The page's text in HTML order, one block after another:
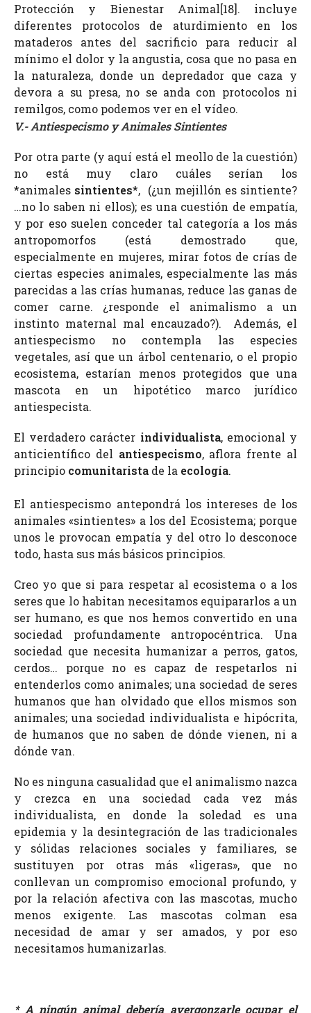
Protección y Bienestar Animal[18]. incluye
diferentes protocolos de aturdimiento en los
mataderos antes del sacrificio para reducir al
mínimo el dolor y la angustia, cosa que no pasa en
la naturaleza, donde un depredador que caza y
devora a su presa, no se anda con protocolos ni
remilgos, como podemos ver en el vídeo.
V.- Antiespecismo y Animales Sintientes
Por otra parte (y aquí está el meollo de la cuestión)
no está muy claro cuáles serían los
*animales sintientes*, (¿un mejillón es sintiente?
…no lo saben ni ellos); es una cuestión de empatía,
y por eso suelen conceder tal categoría a los más
antropomorfos (está demostrado que,
especialmente en mujeres, mirar fotos de crías de
ciertas especies animales, especialmente las más
parecidas a las crías humanas, reduce las ganas de
comer carne. ¿responde el animalismo a un
instinto maternal mal encauzado?). Además, el
antiespecismo no contempla las especies
vegetales, así que un árbol centenario, o el propio
ecosistema, estarían menos protegidos que una
mascota en un hipotético marco jurídico
antiespecista.
El verdadero carácter individualista, emocional y
anticientífico del antiespecismo, aflora frente al
principio comunitarista de la ecología.
El antiespecismo antepondrá los intereses de los
animales «sintientes» a los del Ecosistema; porque
unos le provocan empatía y del otro lo desconoce
todo, hasta sus más básicos principios.
Creo yo que si para respetar al ecosistema o a los
seres que lo habitan necesitamos equipararlos a un
ser humano, es que nos hemos convertido en una
sociedad profundamente antropocéntrica. Una
sociedad que necesita humanizar a perros, gatos,
cerdos… porque no es capaz de respetarlos ni
entenderlos como animales; una sociedad de seres
humanos que han olvidado que ellos mismos son
animales; una sociedad individualista e hipócrita,
de humanos que no saben de dónde vienen, ni a
dónde van.
No es ninguna casualidad que el animalismo nazca
y crezca en una sociedad cada vez más
individualista, en donde la soledad es una
epidemia y la desintegración de las tradicionales
y sólidas relaciones sociales y familiares, se
sustituyen por otras más «ligeras», que no
conllevan un compromiso emocional profundo, y
por la relación afectiva con las mascotas, mucho
menos exigente. Las mascotas colman esa
necesidad de amar y ser amados, y por eso
necesitamos humanizarlas.
* A ningún animal debería avergonzarle ocupar el